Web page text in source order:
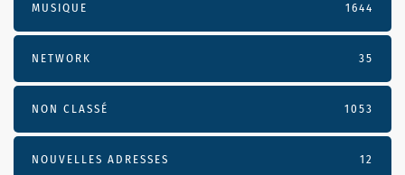
MUSIQUE 1644
NETWORK 35
NON CLASSÉ 1053
NOUVELLES ADRESSES 12